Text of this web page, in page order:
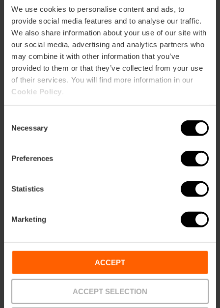
We use cookies to personalise content and ads, to
provide social media features and to analyse our traffic.
We also share information about your use of our site with
our social media, advertising and analytics partners who
may combine it with other information that you’ve
provided to them or that they’ve collected from your use
of their services. You will find more information in our
Cookie Policy
Selection
Necessary
Preferences
Statistics
Marketing
ACCEPT
ACCEPT SELECTION
Avenida los Pinares, 151 46012 València